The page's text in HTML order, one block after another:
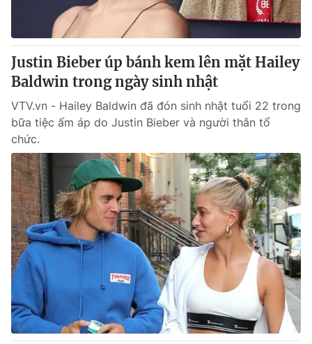
Justin Bieber úp bánh kem lên mặt Hailey
Baldwin trong ngày sinh nhật
VTV.vn - Hailey Baldwin đã đón sinh nhật tuổi 22 trong
bữa tiệc ấm áp do Justin Bieber và người thân tổ
chức.